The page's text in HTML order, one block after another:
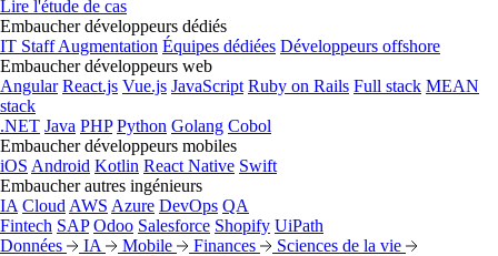
Lire l'étude de cas
Embaucher développeurs dédiés
IT Staff Augmentation Équipes dédiées Développeurs offshore
Embaucher développeurs web
Angular React.js Vue.js JavaScript Ruby on Rails Full stack MEAN
stack
.NET Java PHP Python Golang Cobol
Embaucher développeurs mobiles
iOS Android Kotlin React Native Swift
Embaucher autres ingénieurs
IA Cloud AWS Azure DevOps QA
Fintech SAP Odoo Salesforce Shopify UiPath
Données
IA Mobile Finances Sciences de la vie